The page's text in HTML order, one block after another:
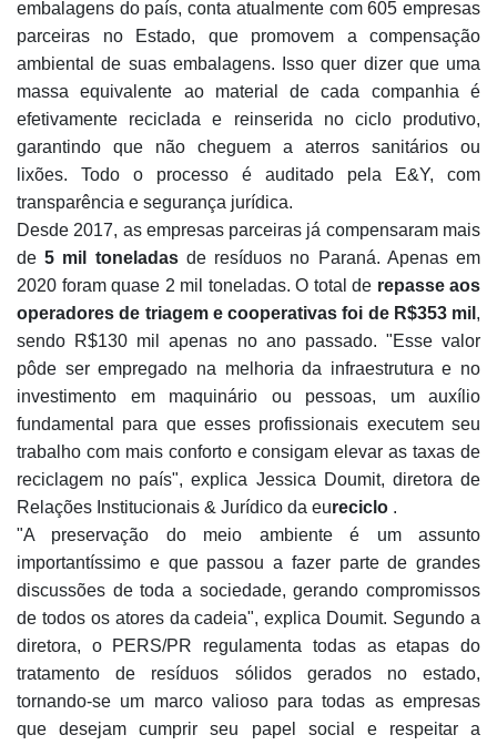
embalagens do país, conta atualmente com 605 empresas
parceiras no Estado, que promovem a compensação
ambiental de suas embalagens. Isso quer dizer que uma
massa equivalente ao material de cada companhia é
efetivamente reciclada e reinserida no ciclo produtivo,
garantindo que não cheguem a aterros sanitários ou
lixões. Todo o processo é auditado pela E&Y, com
transparência e segurança jurídica.
Desde 2017, as empresas parceiras já compensaram mais
de5 mil toneladasde resíduos no Paraná. Apenas em
2020 foram quase 2 mil toneladas. O total de repasse aos
operadores de triagem e cooperativas foi de R$353 mil ,
sendo R$130 mil apenas no ano passado. "Esse valor
pôde ser empregado na melhoria da infraestrutura e no
investimento em maquinário ou pessoas, um auxílio
fundamental para que esses profissionais executem seu
trabalho com mais conforto e consigam elevar as taxas de
reciclagem no país", explica Jessica Doumit, diretora de
Relações Institucionais & Jurídico da eureciclo .
"A preservação do meio ambiente é um assunto
importantíssimo e que passou a fazer parte de grandes
discussões de toda a sociedade, gerando compromissos
de todos os atores da cadeia", explica Doumit. Segundo a
diretora, o PERS/PR regulamenta todas as etapas do
tratamento de resíduos sólidos gerados no estado,
tornando-se um marco valioso para todas as empresas
que desejam cumprir seu papel social e respeitar a